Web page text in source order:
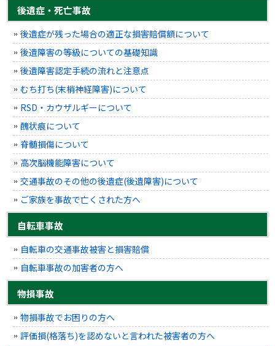
後遺症・死亡事故
後遺症が残った場合の適正な損害賠償額について
後遺障害の等級についての基礎知識
後遺障害認定手続の流れと注意点
むち打ち(末梢神経障害)について
RSD・カウザルギーについて
醜状痕について
脊髄損傷について
高次脳機能障害について
交通事故のその他の後遺症(後遺障害)について
ご家族を事故で亡くされた方へ
自転車事故
自転車の交通事故被害と損害賠償
自転車事故の加害者の方へ
物損事故
物損事故でお困りの方へ
評価損(格落ち)を認めないと言われた被害者の方へ